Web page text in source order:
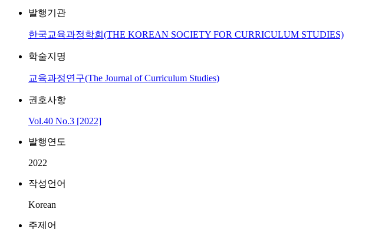
발행기관
한국교육과정학회(THE KOREAN SOCIETY FOR CURRICULUM STUDIES)
학술지명
교육과정연구(The Journal of Curriculum Studies)
권호사항
Vol.40 No.3 [2022]
발행연도
2022
작성언어
Korean
주제어